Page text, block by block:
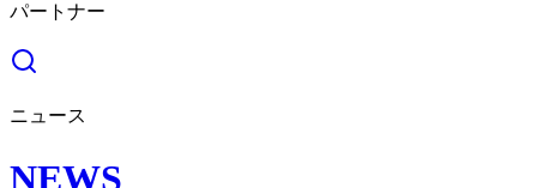
パートナー
ニュース
NEWS